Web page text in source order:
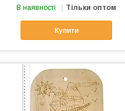
В наявності Тільки оптом
Купити